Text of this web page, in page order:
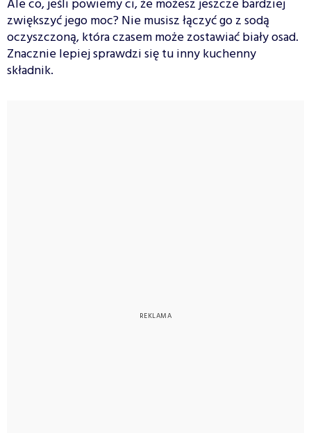
Ale co, jeśli powiemy ci, że możesz jeszcze bardziej
zwiększyć jego moc? Nie musisz łączyć go z sodą
oczyszczoną, która czasem może zostawiać biały osad.
Znacznie lepiej sprawdzi się tu inny kuchenny
składnik.